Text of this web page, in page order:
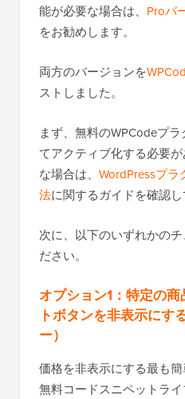
能が必要な場合は、 Proバ
をお勧めします。
両方のバージョンを
ストしました。
まず、無料のWPCodeプ
てアクティブ化する必要
な場合は、 WordPressプ
法に関するガイドを確認し
次に、以下のいずれかの
ださい。
オプション1：特定の
トボタンを非表示にす
ー）
価格を非表示にする最も
無料コードスニペットラ